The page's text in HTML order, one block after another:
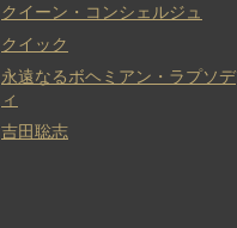
クイーン・コンシェルジュ
クイック
永遠なるボヘミアン・ラプソデ
ィ
吉田聡志